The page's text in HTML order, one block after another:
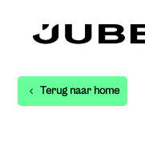
Terug naar home